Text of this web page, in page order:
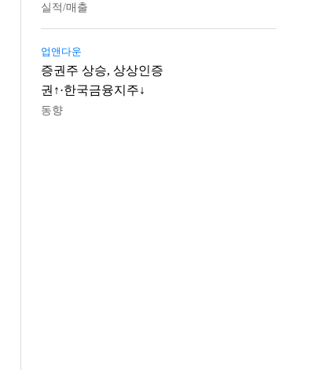
실적/매출
업앤다운
증권주 상승, 상상인증
권↑·한국금융지주↓
동향